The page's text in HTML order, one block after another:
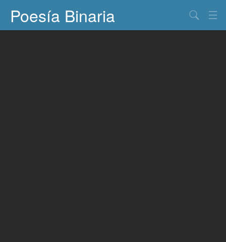
Poesía Binaria